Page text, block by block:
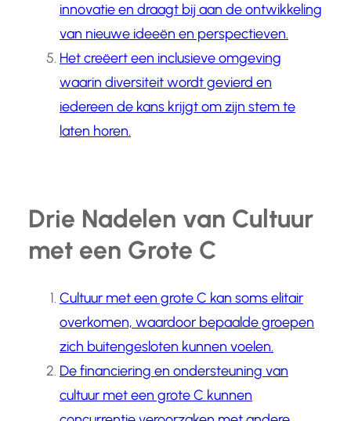
innovatie en draagt bij aan de ontwikkeling
van nieuwe ideeën en perspectieven.
Het creëert een inclusieve omgeving
waarin diversiteit wordt gevierd en
iedereen de kans krijgt om zijn stem te
laten horen.
Drie Nadelen van Cultuur
met een Grote C
Cultuur met een grote C kan soms elitair
overkomen, waardoor bepaalde groepen
zich buitengesloten kunnen voelen.
De financiering en ondersteuning van
cultuur met een grote C kunnen